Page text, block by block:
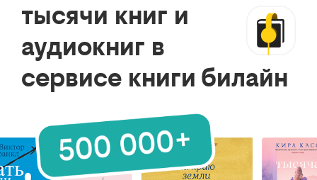
тысячи книг и
аудиокниг в
сервисе книги билайн